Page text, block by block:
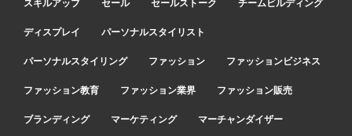
スキルアップ セール セールストーク チームビルディング
ディスプレイ パーソナルスタイリスト
パーソナルスタイリング ファッション ファッションビジネス
ファッション教育 ファッション業界 ファッション販売
ブランディング マーケティング マーチャンダイザー